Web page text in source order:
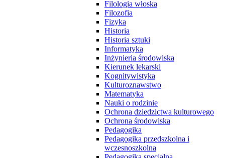
Filologia włoska
Filozofia
Fizyka
Historia
Historia sztuki
Informatyka
Inżynieria środowiska
Kierunek lekarski
Kognitywistyka
Kulturoznawstwo
Matematyka
Nauki o rodzinie
Ochrona dziedzictwa kulturowego
Ochrona środowiska
Pedagogika
Pedagogika przedszkolna i
wczesnoszkolna